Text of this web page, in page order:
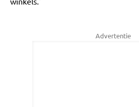
Advertentie